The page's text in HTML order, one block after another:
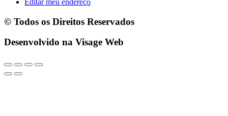
© Todos os Direitos Reservados
Desenvolvido na Visage Web